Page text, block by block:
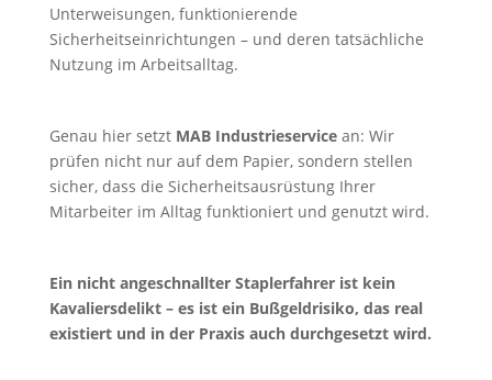
Unterweisungen, funktionierende
Sicherheitseinrichtungen – und deren tatsächliche
Nutzung im Arbeitsalltag.
Genau hier setzt MAB Industrieservicean: Wir
prüfen nicht nur auf dem Papier, sondern stellen
sicher, dass die Sicherheitsausrüstung Ihrer
Mitarbeiter im Alltag funktioniert und genutzt wird.
Ein nicht angeschnallter Staplerfahrer ist kein
Kavaliersdelikt – es ist ein Bußgeldrisiko, das real
existiert und in der Praxis auch durchgesetzt wird.